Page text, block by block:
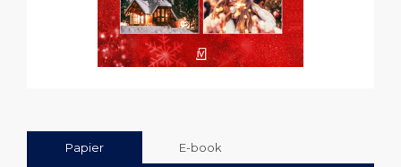
Papier E-book